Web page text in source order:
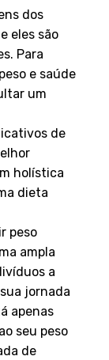
dos
eles são
Para
e saúde
um
de
holística
dieta
peso
ampla
a
jornada
apenas
seu peso
de